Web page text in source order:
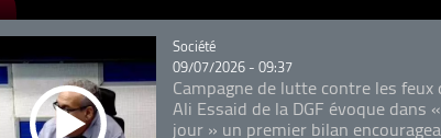
Catégorie
Société
09/07/2026 - 09:37
Campagne de lutte contre les
Ali Essaid de la DGF évoque dans
jour » un premier bilan